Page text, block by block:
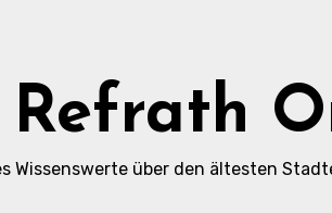
Refrath
Wissenswerte über den ältesten